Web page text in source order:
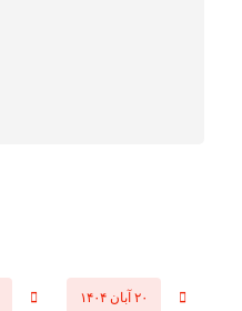
۲۰ آبان ۱۴۰۴